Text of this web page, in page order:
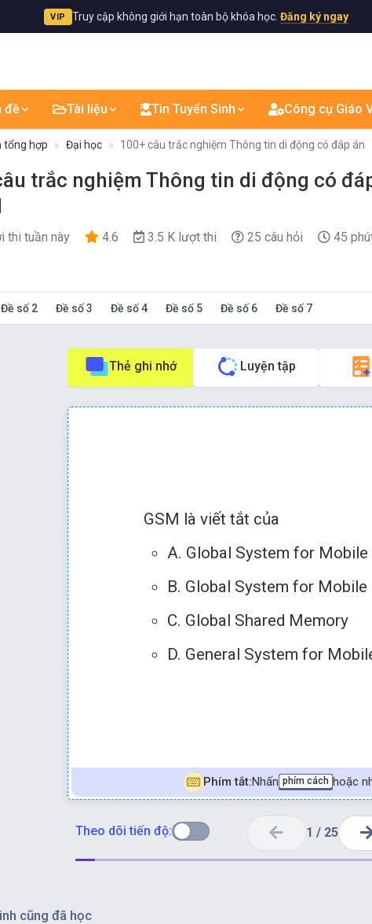
VIP Truy cập không giới hạn toàn bộ khóa học. Đăng ký ngay
đề Tài liệu Tin Tuyển Sinh Công cụ Giáo
tổng hợp Đại học 100+ câu trắc nghiệm Thông tin di động có đáp án
trắc nghiệm Thông tin di động có
thi tuần này 4.6 3.5 K lượt thi 25 câu hỏi 45
Đề số 2 Đề số 3 Đề số 4 Đề số 5 Đề số 6 Đề số 7
Thẻ ghi nhớ Luyện tập
GSM là viết tắt của
A. Global System for Mobile
B. Global System for
C. Global Shared Memory
D. General System for
Phím tắt:Nhấn phím cách hoặc
Chọn đáp án B
Theo dõi tiến độ: 1 / 25
cũng đã học